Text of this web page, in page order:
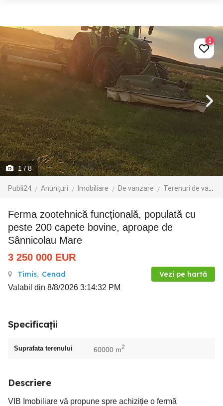
1/ 8
Publi24 Anunțuri Imobiliare De vanzare Terenuri de vanzare
1
Ferma zootehnică funcțională, populată cu
peste 200 capete bovine, aproape de
Sânnicolau Mare
3 250 000 EUR
Timis, Cenad Vezi pe hartă
Valabil din 8/8/2026 3:14:32 PM
Specificații
Suprafata terenului 60000 m2
Descriere
VIB Imobiliare vă propune spre achiziție o fermă